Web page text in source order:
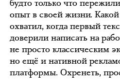
будто только что
опыт в своей жизни.
охватил, когда первый
доверили написать на
не просто классическим
но ещё и нативной
платформы. Охренеть,